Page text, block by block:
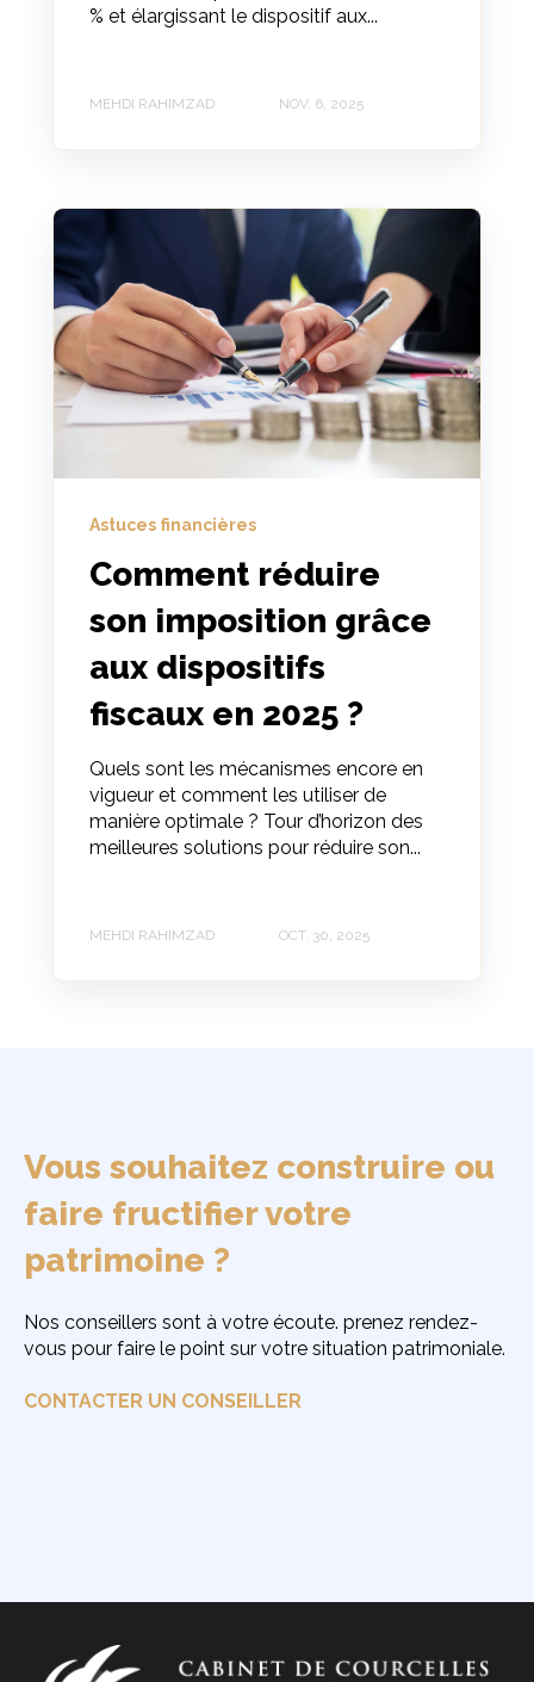
% et élargissant le dispositif aux...
MEHDI RAHIMZAD NOV. 6, 2025
Astuces financières
Comment réduire
son imposition grâce
aux dispositifs
fiscaux en 2025 ?
Quels sont les mécanismes encore en
vigueur et comment les utiliser de
manière optimale ? Tour d’horizon des
meilleures solutions pour réduire son...
MEHDI RAHIMZAD OCT. 30, 2025
Vous souhaitez construire ou
faire fructifier votre
patrimoine ?
Nos conseillers sont à votre écoute. prenez rendez-
vous pour faire le point sur votre situation patrimoniale.
CONTACTER UN CONSEILLER